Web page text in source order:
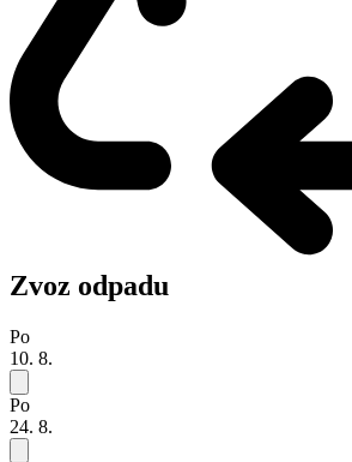
Zvoz odpadu
Po
10. 8.
Po
24. 8.